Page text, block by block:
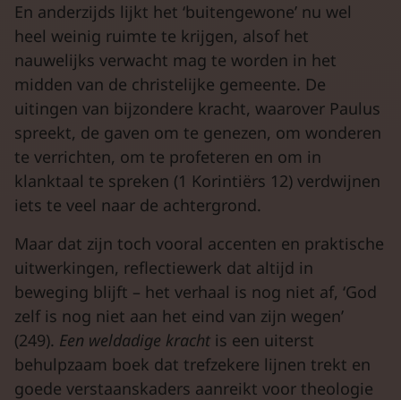
En anderzijds lijkt het ‘buitengewone’ nu wel
heel weinig ruimte te krijgen, alsof het
nauwelijks verwacht mag te worden in het
midden van de christelijke gemeente. De
uitingen van bijzondere kracht, waarover Paulus
spreekt, de gaven om te genezen, om wonderen
te verrichten, om te profeteren en om in
klanktaal te spreken (1 Korintiërs 12) verdwijnen
iets te veel naar de achtergrond.
Maar dat zijn toch vooral accenten en praktische
uitwerkingen, reflectiewerk dat altijd in
beweging blijft – het verhaal is nog niet af, ‘God
zelf is nog niet aan het eind van zijn wegen’
(249). Een weldadige kracht is een uiterst
behulpzaam boek dat trefzekere lijnen trekt en
goede verstaanskaders aanreikt voor theologie